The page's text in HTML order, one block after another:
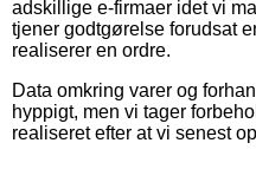
adskillige e-firmaer idet vi
tjener godtgørelse forudsat
realiserer en ordre.
Data omkring varer og
hyppigt, men vi tager
realiseret efter at vi senest